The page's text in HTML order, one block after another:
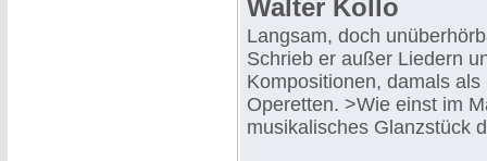
Walter Kollo
Langsam, doch
Schrieb er außer Liedern
Kompositionen, damals
Operetten. >Wie einst im
musikalisches Glanzstück